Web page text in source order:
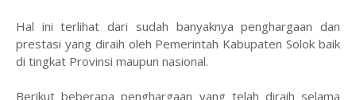
Hal ini terlihat dari sudah banyaknya penghargaan dan
prestasi yang diraih oleh Pemerintah Kabupaten Solok baik
di tingkat Provinsi maupun nasional.
Berikut beberapa penghargaan yang telah diraih selama